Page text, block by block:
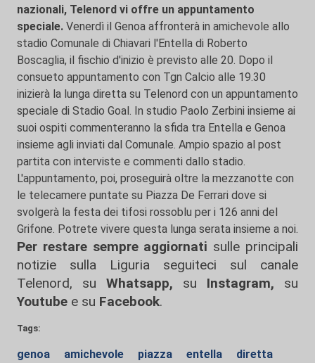
nazionali, Telenord vi offre un appuntamento
speciale. Venerdì il Genoa affronterà in amichevole allo
stadio Comunale di Chiavari l'Entella di Roberto
Boscaglia, il fischio d'inizio è previsto alle 20. Dopo il
consueto appuntamento con Tgn Calcio alle 19.30
inizierà la lunga diretta su Telenord con un appuntamento
speciale di Stadio Goal. In studio Paolo Zerbini insieme ai
suoi ospiti commenteranno la sfida tra Entella e Genoa
insieme agli inviati dal Comunale. Ampio spazio al post
partita con interviste e commenti dallo stadio.
L'appuntamento, poi, proseguirà oltre la mezzanotte con
le telecamere puntate su Piazza De Ferrari dove si
svolgerà la festa dei tifosi rossoblu per i 126 anni del
Grifone. Potrete vivere questa lunga serata insieme a noi.
Per restare sempre aggiornati sulle principali
notizie sulla Liguria seguiteci sul canale
Telenord, su
Whatsapp, su Instagram, su
Youtube e su Facebook.
Tags:
genoa amichevole piazza entella
diretta